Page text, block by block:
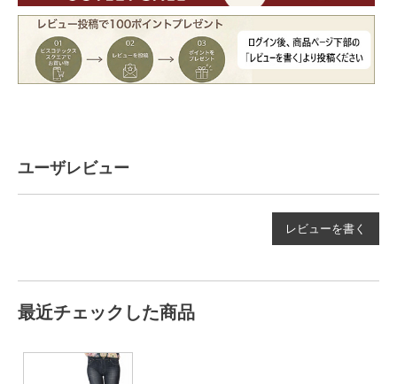
ユーザレビュー
レビューを書く
最近チェックした商品